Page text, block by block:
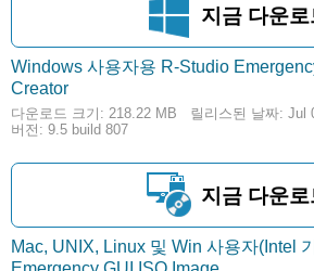
지금 다운
218.22 MB
Windows 사용자용 R-Studio
Creator
다운로드 크기: 218.22 MB
릴리스된 날짜: Jul
버전: 9.5 build 807
지금 다운
142.15 MB
Mac, UNIX, Linux 및 Win 사용자(Intel